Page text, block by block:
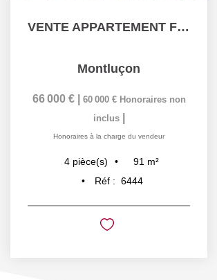
VENTE APPARTEMENT F4 AVEC GARAGE ET PARKING PRIVATIF !!!...
Montluçon
66 000 € 60 000 € Honoraires non
inclus
Honoraires à la charge du vendeur
4 pièce(s) 91 m²
Réf : 6444